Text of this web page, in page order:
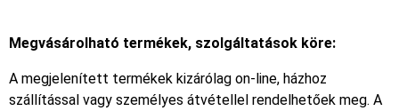
Megvásárolható termékek, szolgáltatások köre:
A megjelenített termékek kizárólag on-line, házhoz
szállítással vagy személyes átvétellel rendelhetőek meg. A